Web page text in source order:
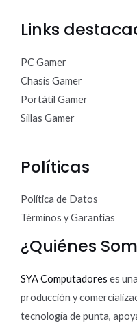
Links
PC Gamer
Chasis Gamer
Portátil Gamer
Sillas Gamer
Políticas
Política de Datos
Términos y Garantías
¿Quiénes
SYA Computadores es
producción y
tecnología de punta,